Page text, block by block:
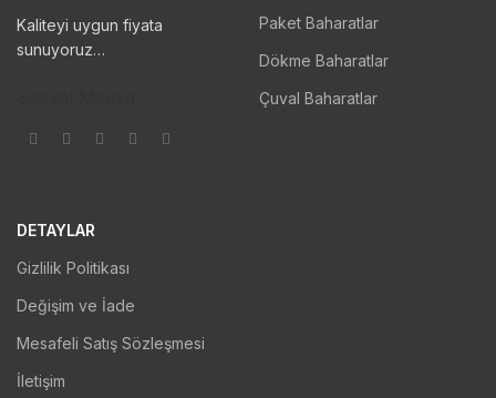
Kaliteyi uygun fiyata
sunuyoruz…
Paket Baharatlar
Dökme Baharatlar
Çuval Baharatlar
DETAYLAR
Gizlilik Politikası
Değişim ve İade
Mesafeli Satış Sözleşmesi
İletişim